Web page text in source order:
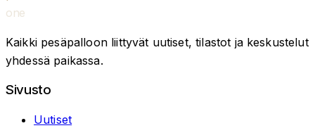
one
Kaikki pesäpalloon liittyvät uutiset, tilastot ja keskustelut
yhdessä paikassa.
Sivusto
Uutiset